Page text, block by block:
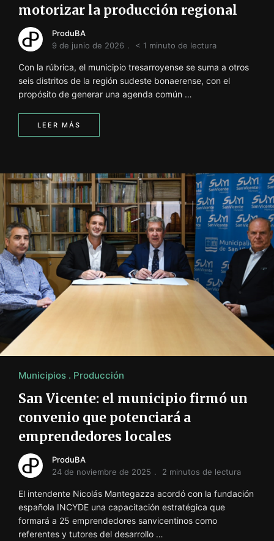
motorizar la producción regional
ProduBA
9 de junio de 2026
< 1 minuto de lectura
Con la rúbrica, el municipio tresarroyense se suma a otros
seis distritos de la región sudeste bonaerense, con el
propósito de generar una agenda común …
LEER MÁS
Municipios Producción
San Vicente: el municipio firmó un
convenio que potenciará a
emprendedores locales
ProduBA
24 de noviembre de 2025
2 minutos de lectura
El intendente Nicolás Mantegazza acordó con la fundación
española INCYDE una capacitación estratégica que
formará a 25 emprendedores sanvicentinos como
referentes y tutores del desarrollo …